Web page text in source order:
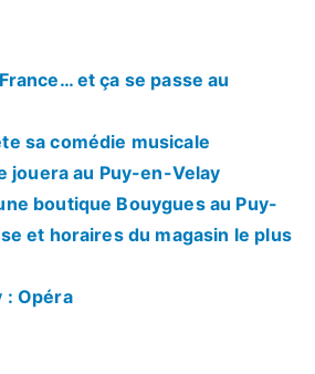
et ça se passe au
sa comédie musicale
jouera au Puy-en-Velay
boutique Bouygues au Puy-
et horaires du magasin le plus
: Opéra